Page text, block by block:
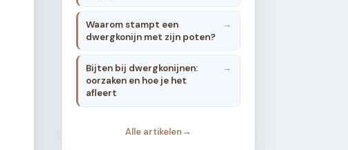
Waarom stampt een
dwergkonijn met zijn poten?
Bijten bij dwergkonijnen:
oorzaken en hoe je het
afleert
Alle artikelen